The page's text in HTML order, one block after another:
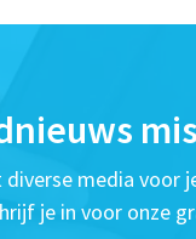
media voor
je in voor onze